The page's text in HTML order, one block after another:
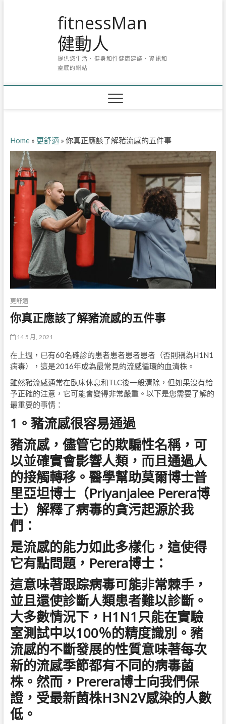
fitnessMan
健動人
提供您生活、健身和性健康建議、資訊和
靈感的網站
Home» 更舒適» 你真正應該了解豬流感的五件事
更舒適
你真正應該了解豬流感的五件事
14 5 月, 2021
在上週，已有60名確診的患者患者患者患者（否則稱為H1N1
病毒），這是2016年成為最常見的流感循環的血清株。
雖然豬流感通常在臥床休息和TLC後一般清除，但如果沒有給
予正確的注意，它可能會變得非常嚴重。以下是您需要了解的
最重要的事情：
1。豬流感很容易通過
豬流感，儘管它的欺騙性名稱，可
以並確實會影響人類，而且通過人
的接觸轉移。醫學幫助莫爾博士普
里亞坦博士（Priyanjalee Perera博
士）解釋了病毒的貪污起源於我
們：
是流感的能力如此多樣化，這使得
它有點問題，Perera博士：
這意味著跟踪病毒可能非常棘手，
並且還使診斷人類患者難以診斷。
大多數情況下，H1N1只能在實驗
室測試中以100％的精度識別。豬
流感的不斷發展的性質意味著每次
新的流感季節都有不同的病毒菌
株。然而，Prerera博士向我們保
證，受最新菌株H3N2V感染的人數
低。